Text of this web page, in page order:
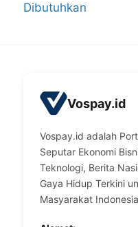
Dibutuhkan
Vospay.id
Vospay.id adalah
Seputar Ekonomi
Teknologi, Berita
Gaya Hidup Terkini
Masyarakat